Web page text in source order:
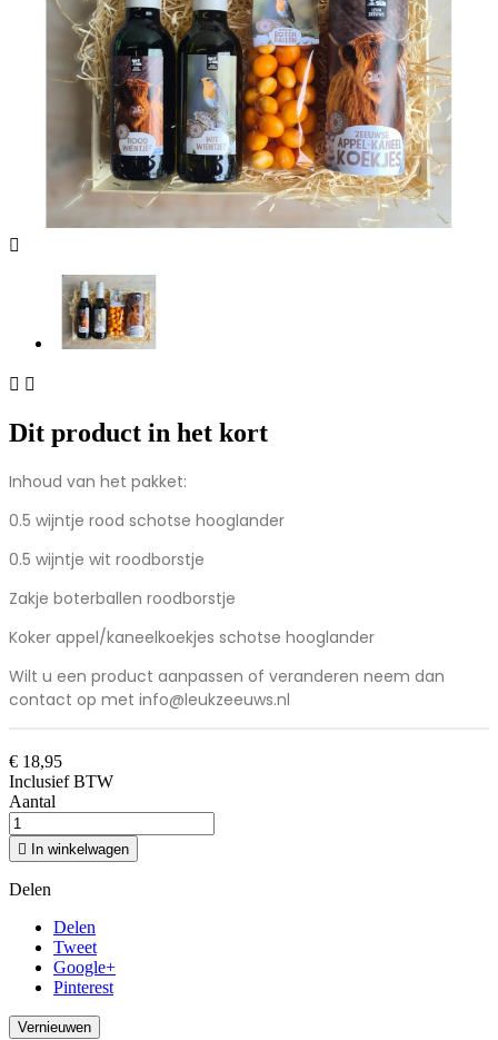

 
Dit product in het kort
Inhoud van het pakket:
0.5 wijntje rood schotse hooglander
0.5 wijntje wit roodborstje
Zakje boterballen roodborstje
Koker appel/kaneelkoekjes schotse hooglander
Wilt u een product aanpassen of veranderen neem dan
contact op met info@leukzeeuws.nl
€ 18,95
Inclusief BTW
Aantal
 In winkelwagen
Delen
Delen
Tweet
Google+
Pinterest